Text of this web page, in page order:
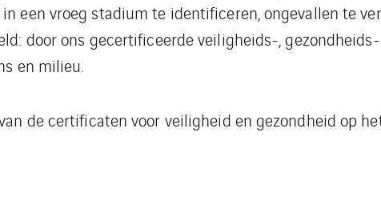
een vroeg stadium te identificeren, ongevallen te
door ons gecertificeerde veiligheids-,
en milieu.
de certificaten voor veiligheid en gezondheid op